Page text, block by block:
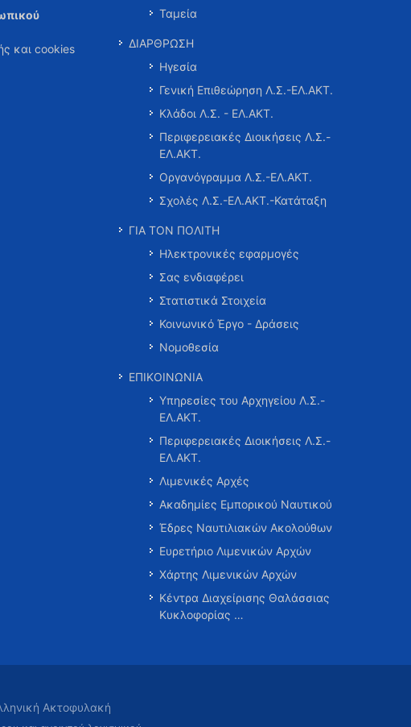
και cookies
Ταμεία
ΔΙΑΡΘΡΩΣΗ
Ηγεσία
Γενική Επιθεώρηση Λ.Σ.-ΕΛ.ΑΚΤ.
Κλάδοι Λ.Σ. - ΕΛ.ΑΚΤ.
Περιφερειακές Διοικήσεις Λ.Σ.-
ΕΛ.ΑΚΤ.
Οργανόγραμμα Λ.Σ.-ΕΛ.ΑΚΤ.
Σχολές Λ.Σ.-ΕΛ.ΑΚΤ.-Κατάταξη
ΓΙΑ ΤΟΝ ΠΟΛΙΤΗ
Ηλεκτρονικές εφαρμογές
Σας ενδιαφέρει
Στατιστικά Στοιχεία
Κοινωνικό Έργο - Δράσεις
Νομοθεσία
ΕΠΙΚΟΙΝΩΝΙΑ
Υπηρεσίες του Αρχηγείου Λ.Σ.-
ΕΛ.ΑΚΤ.
Περιφερειακές Διοικήσεις Λ.Σ.-
ΕΛ.ΑΚΤ.
Λιμενικές Αρχές
Ακαδημίες Εμπορικού Ναυτικού
Έδρες Ναυτιλιακών Ακολούθων
Ευρετήριο Λιμενικών Αρχών
Χάρτης Λιμενικών Αρχών
Κέντρα Διαχείρισης Θαλάσσιας
Κυκλοφορίας …
Ακτοφυλακή